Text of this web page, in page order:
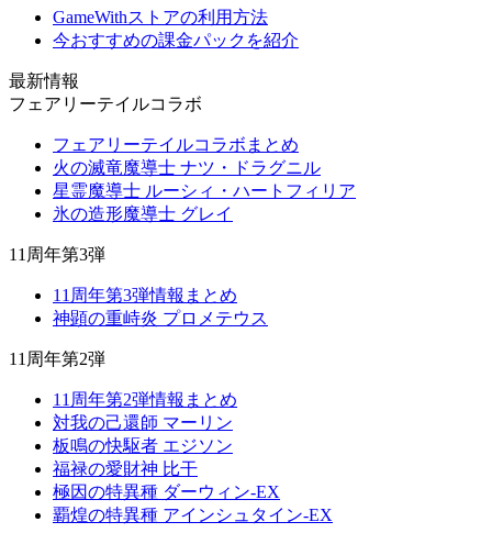
GameWithストアの利用方法
今おすすめの課金パックを紹介
最新情報
フェアリーテイルコラボ
フェアリーテイルコラボまとめ
火の滅竜魔導士 ナツ・ドラグニル
星霊魔導士 ルーシィ・ハートフィリア
氷の造形魔導士 グレイ
11周年第3弾
11周年第3弾情報まとめ
神顕の重峙炎 プロメテウス
11周年第2弾
11周年第2弾情報まとめ
対我の己還師 マーリン
板鳴の快駆者 エジソン
福禄の愛財神 比干
極因の特異種 ダーウィン-EX
覇煌の特異種 アインシュタイン-EX